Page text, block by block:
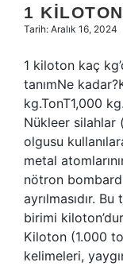
1
Tarih: Aralık 16, 2024
1 kiloton kaç
tanımNe
kg.TonT1,000
Nükleer silahlar
olgusu
metal
nötron
ayrılmasıdır.
birimi
Kiloton (1.000
kelimeleri,